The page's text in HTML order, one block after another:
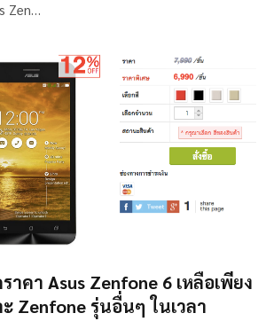
Zen…
าคา Asus Zenfone 6 เหลือเพียง
Zenfone รุ่นอื่นๆ ในเวลา